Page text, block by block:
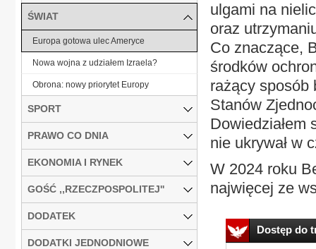
ulgami na
oraz
Co znaczące,
środków
rażący sposób
Stanów
Dowiedziałem
nie ukrywał w
W 2024 roku
najwięcej ze
Dostęp do
ŚWIAT
Europa gotowa ulec Ameryce
Nowa wojna z udziałem Izraela?
Obrona: nowy priorytet Europy
SPORT
PRAWO CO DNIA
EKONOMIA I RYNEK
GOŚĆ ,,RZECZPOSPOLITEJ''
DODATEK
DODATKI JEDNODNIOWE